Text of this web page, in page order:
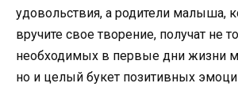
удовольствия, а родители малыша,
вручите свое творение, получат не
необходимых в первые дни жизни
но и целый букет позитивных